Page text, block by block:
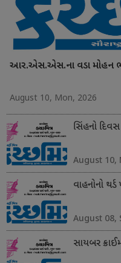
આર.એસ.એસ.ના વડા મોહન
August 10, Mon, 2026
સિંહનો
August 10,
વાહનોનો થર્ડ
August 08,
સાયબર